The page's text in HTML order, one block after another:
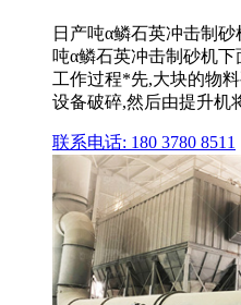
日产吨α鳞石英冲击制
吨α鳞石英冲击制砂机
工作过程*先,大块的物
设备破碎,然后由提升机
联系电话: 180 3780 8511